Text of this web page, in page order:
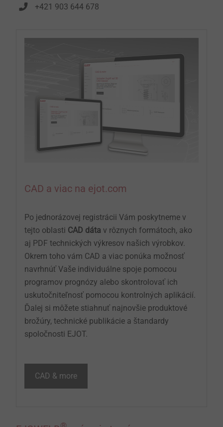
+421 903 644 678
CAD a viac na ejot.com
Po jednorázovej registrácii Vám poskytneme v
tejto oblasti CAD dáta v rôznych formátoch, ako
aj PDF technických výkresov našich výrobkov.
Okrem toho vám CAD a viac ponúka možnosť
navrhnúť Vaše individuálne spoje pomocou
programov prognózy alebo skontrolovať ich
uskutočniteľnosť pomocou kontrolných aplikácií.
Ďalej si môžete stiahnuť najnovšie produktové
brožúry, technické publikácie a štandardy
spoločnosti EJOT.
CAD & more